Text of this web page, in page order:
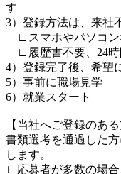
す
3）登録方法は、来社
∟スマホやパソコン
∟履歴書不要、24時
4）登録完了後、希望
5）事前に職場見学
6）就業スタート
【当社へご登録のある
書類選考を通過した
します。
∟応募者が多数の場合